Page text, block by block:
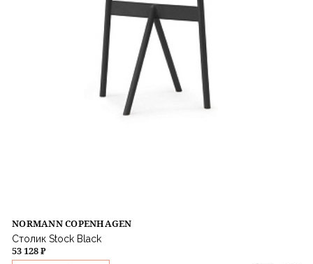
NORMANN COPENHAGEN
Столик Stock Black
53 128 ₽